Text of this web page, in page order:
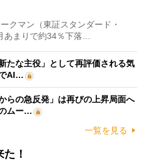
クマン（東証スタンダード・
あまりで約34％下落…
たな主役」として再評価される気
AI…
らの急反発」は再びの上昇局面へ
ムー…
一覧を見る
！